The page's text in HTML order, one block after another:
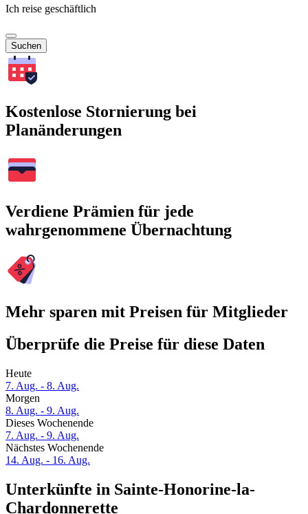
Ich reise geschäftlich
Suchen
Kostenlose Stornierung bei
Planänderungen
Verdiene Prämien für jede
wahrgenommene Übernachtung
Mehr sparen mit Preisen für Mitglieder
Überprüfe die Preise für diese Daten
Heute
7. Aug. - 8. Aug.
Morgen
8. Aug. - 9. Aug.
Dieses Wochenende
7. Aug. - 9. Aug.
Nächstes Wochenende
14. Aug. - 16. Aug.
Unterkünfte in Sainte-Honorine-la-
Chardonnerette